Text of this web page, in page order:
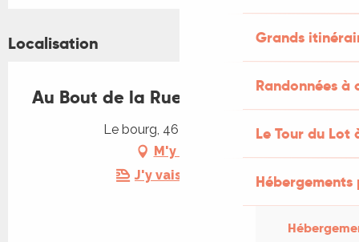
Grands
Randonnées
Le Tour du Lot
Localisation
Au Bout de la Rue
Le bourg, 46700 Sérignac
M'y rendre
J'y vais en train !